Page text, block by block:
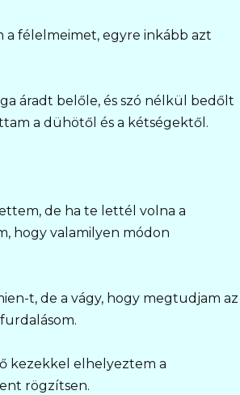
félelmeimet, egyre inkább azt
áradt belőle, és szó nélkül bedőlt
a dühötől és a kétségektől.
de ha te lettél volna a
hogy valamilyen módon
t, de a vágy, hogy megtudjam az
kezekkel elhelyeztem a
rögzítsen.